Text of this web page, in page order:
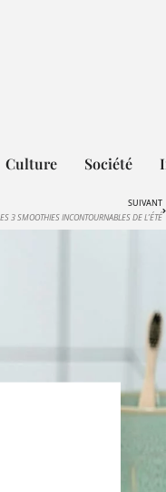
Culture Société
SUIVANT
3 SMOOTHIES INCONTOURNABLES DE L’ÉTÉ